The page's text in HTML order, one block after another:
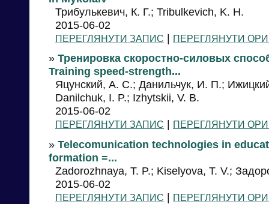
Трибулькевич, К. Г.; Tribulkevich, K. Н.
2015-06-02
ПЕРЕГЛЯНУТИ ЗАПИС | ПЕРЕГЛЯНУТИ
» Тренировка скоростно-силовых
Training speed-strength...
Яцунский, А. С.; Данильчук, И. П.;
Danilchuk, I. P.; Izhytskii, V. B.
2015-06-02
ПЕРЕГЛЯНУТИ ЗАПИС | ПЕРЕГЛЯНУТИ
» Telecomunication technologies in
formation =...
Zadorozhnaya, T. P.; Kiselyova, T. V.;
2015-06-02
ПЕРЕГЛЯНУТИ ЗАПИС | ПЕРЕГЛЯНУТИ